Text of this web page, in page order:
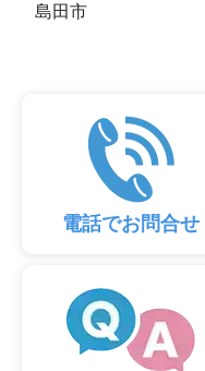
島田市
電話でお問合せ